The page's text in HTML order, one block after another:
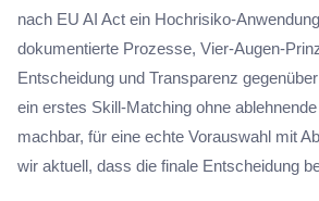
nach EU AI Act ein Hochrisiko-
dokumentierte Prozesse, Vier-Augen-
Entscheidung und Transparenz
ein erstes Skill-Matching ohne
machbar, für eine echte Vorauswahl mit
wir aktuell, dass die finale Entscheidung